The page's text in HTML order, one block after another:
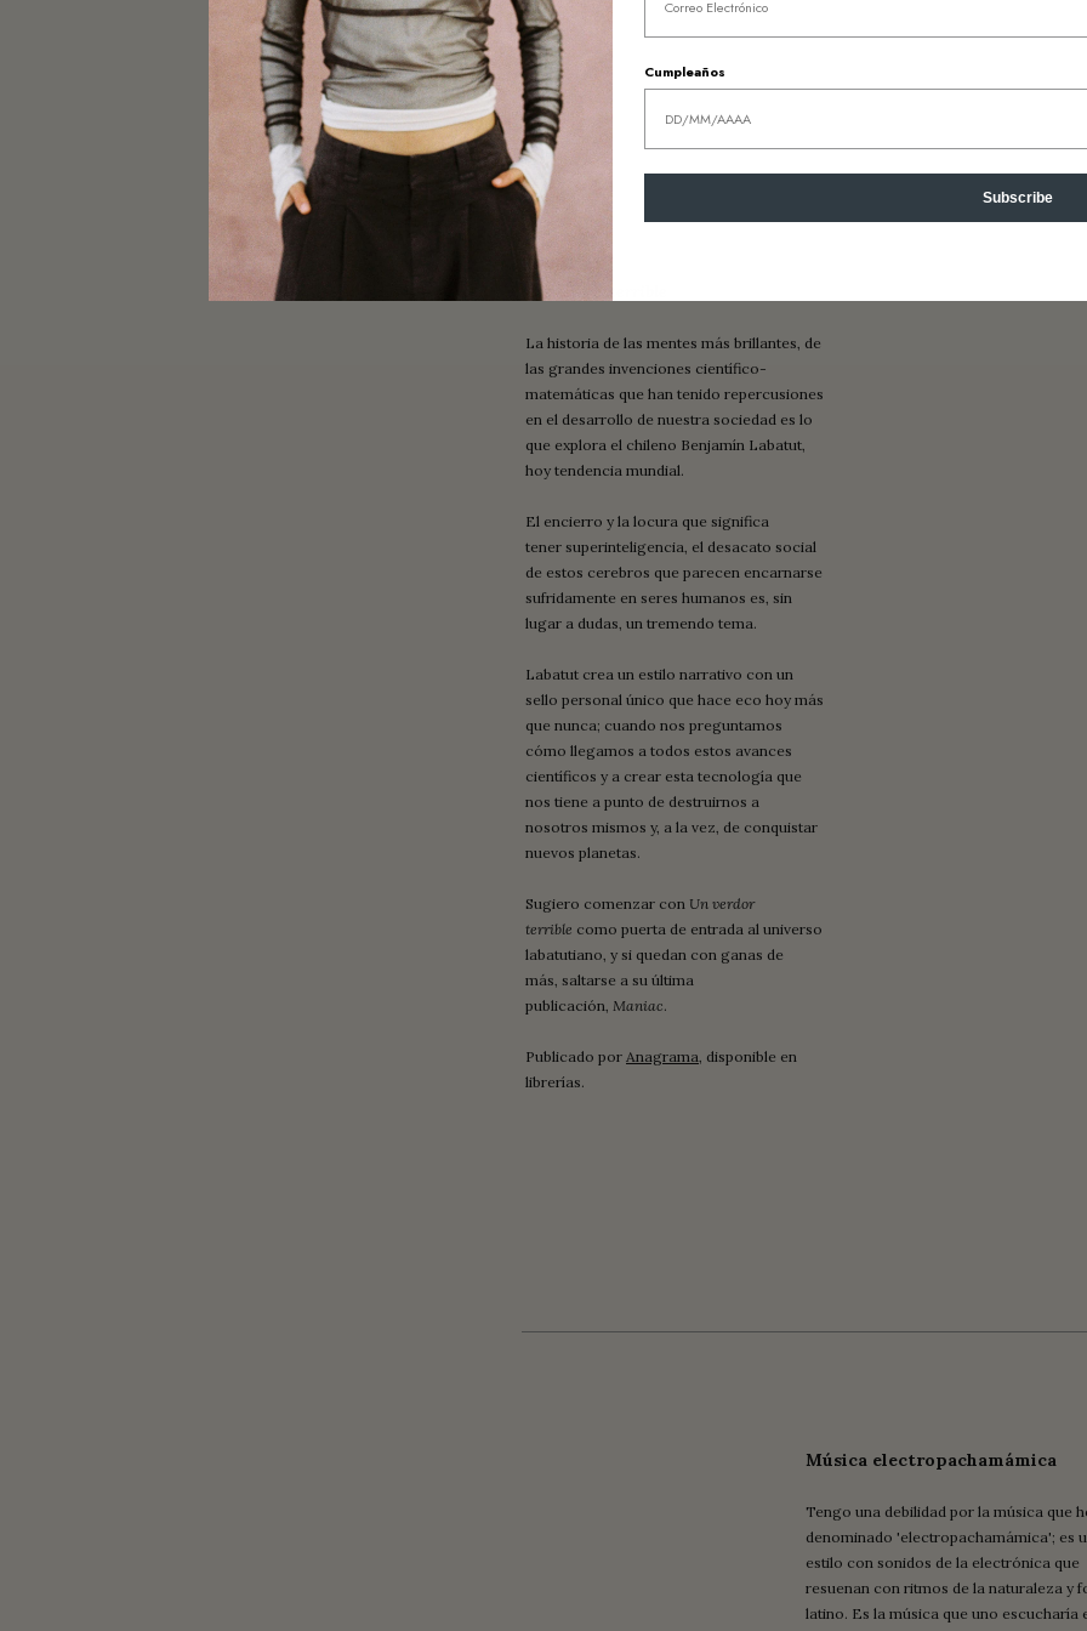
Un verdor terrible
La historia de las mentes más brillantes, de
las grandes invenciones científico-
matemáticas que han tenido repercusiones
en el desarrollo de nuestra sociedad es lo
que explora el chileno Benjamín Labatut,
hoy tendencia mundial.
El encierro y la locura que significa
tener superinteligencia, el desacato social
de estos cerebros que parecen encarnarse
sufridamente en seres humanos es, sin
lugar a dudas, un tremendo tema.
Labatut crea un estilo narrativo con un
sello personal único que hace eco hoy más
que nunca; cuando nos preguntamos
cómo llegamos a todos estos avances
científicos y a crear esta tecnología que
nos tiene a punto de destruirnos a
nosotros mismos y, a la vez, de conquistar
nuevos planetas.
Sugiero comenzar con Un verdor
terrible como puerta de entrada al universo
labatutiano, y si quedan con ganas de
más, saltarse a su última
publicación, Maniac.
Publicado por Anagrama, disponible en
librerías.
Música electropachamámica
Tengo una debilidad por la música que
denominado 'electropachamámica'; es
estilo con sonidos de la electrónica que
resuenan con ritmos de la naturaleza y
latino. Es la música que uno escucharía
Cumpleaños
Subscribe